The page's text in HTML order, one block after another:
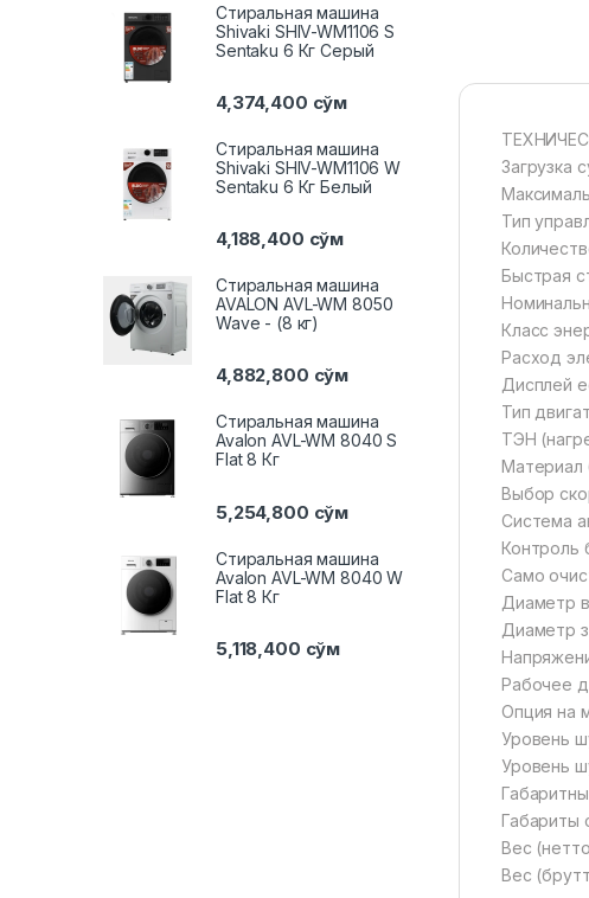
Загрузка
Тип
Быстрая
Класс
Расход
Дисплей
Тип
ТЭН
Материал
Выбор
Система
Контроль
Само
Диаметр
Диаметр
Рабочее
Опция на
Уровень
Уровень
Габариты
Вес
Вес
Стиральная машина
Shivaki SHIV-WM1106 S
Sentaku 6 Кг Серый
4,374,400 сўм
Стиральная машина
Shivaki SHIV-WM1106 W
Sentaku 6 Кг Белый
4,188,400 сўм
Стиральная машина
AVALON AVL-WM 8050
Wave - (8 кг)
4,882,800 сўм
Стиральная машина
Avalon AVL-WM 8040 S
Flat 8 Кг
5,254,800 сўм
Стиральная машина
Avalon AVL-WM 8040 W
Flat 8 Кг
5,118,400 сўм